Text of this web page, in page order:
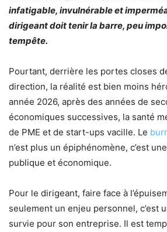
infatigable, invulnérable et
dirigeant doit tenir la barre, peu
tempête.
Pourtant, derrière les portes closes
direction, la réalité est bien moins
année 2026, après des années de
économiques successives, la santé
de PME et de start-ups vacille. Le
n’est plus un épiphénomène, c’est
publique et économique.
Pour le dirigeant, faire face à
seulement un enjeu personnel, c’est
survie pour son entreprise. Il est